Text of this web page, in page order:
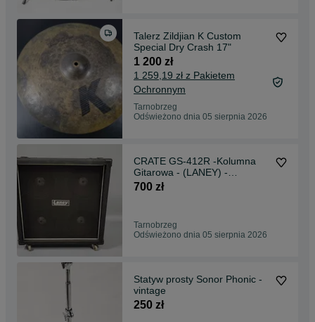
Talerz Zildjian K Custom
Special Dry Crash 17"
1 200 zł
1 259,19 zł z Pakietem
Ochronnym
Tarnobrzeg
Odświeżono dnia 05 sierpnia 2026
CRATE GS-412R -Kolumna
Gitarowa - (LANEY) -
Eminence
700 zł
Tarnobrzeg
Odświeżono dnia 05 sierpnia 2026
Statyw prosty Sonor Phonic -
vintage
250 zł